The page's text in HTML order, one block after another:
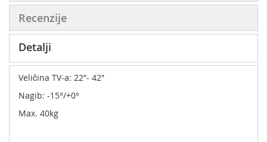
Recenzije
Detalji
Veličina TV-a: 22″- 42″
Nagib: -15°/+0°
Max. 40kg